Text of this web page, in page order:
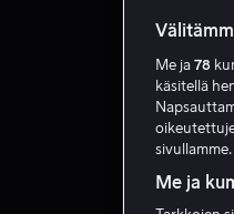
Me ja 78
käsitellä
Me ja